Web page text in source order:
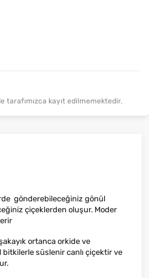
tarafımızca kayıt edilmemektedir.
gönderebileceğiniz gönül
çiçeklerden oluşur. Moder
ortanca orkide ve
süslenir canlı çiçektir ve